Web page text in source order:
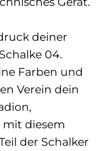
deiner
04.
Farben und
Verein dein
mit diesem
der Schalker